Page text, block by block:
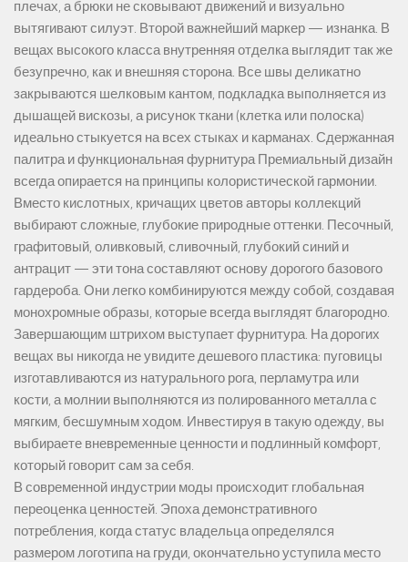
плечах, а брюки не сковывают движений и визуально
вытягивают силуэт. Второй важнейший маркер — изнанка. В
вещах высокого класса внутренняя отделка выглядит так же
безупречно, как и внешняя сторона. Все швы деликатно
закрываются шелковым кантом, подкладка выполняется из
дышащей вискозы, а рисунок ткани (клетка или полоска)
идеально стыкуется на всех стыках и карманах. Сдержанная
палитра и функциональная фурнитура Премиальный дизайн
всегда опирается на принципы колористической гармонии.
Вместо кислотных, кричащих цветов авторы коллекций
выбирают сложные, глубокие природные оттенки. Песочный,
графитовый, оливковый, сливочный, глубокий синий и
антрацит — эти тона составляют основу дорогого базового
гардероба. Они легко комбинируются между собой, создавая
монохромные образы, которые всегда выглядят благородно.
Завершающим штрихом выступает фурнитура. На дорогих
вещах вы никогда не увидите дешевого пластика: пуговицы
изготавливаются из натурального рога, перламутра или
кости, а молнии выполняются из полированного металла с
мягким, бесшумным ходом. Инвестируя в такую одежду, вы
выбираете вневременные ценности и подлинный комфорт,
который говорит сам за себя.
В современной индустрии моды происходит глобальная
переоценка ценностей. Эпоха демонстративного
потребления, когда статус владельца определялся
размером логотипа на груди, окончательно уступила место